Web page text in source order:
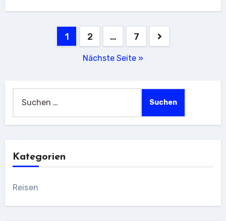
Seitennummerierung
1 2 … 7
Nächste Seite »
nach:
Kategorien
Reisen